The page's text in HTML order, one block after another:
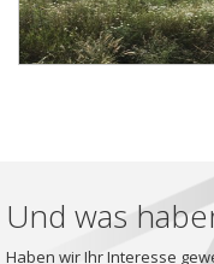
Und was
Haben wir Ihr Interesse